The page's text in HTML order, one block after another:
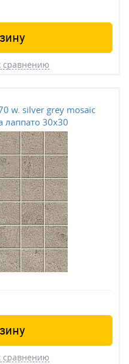
сравнению
w. silver grey mosaic
лаппато 30x30
сравнению